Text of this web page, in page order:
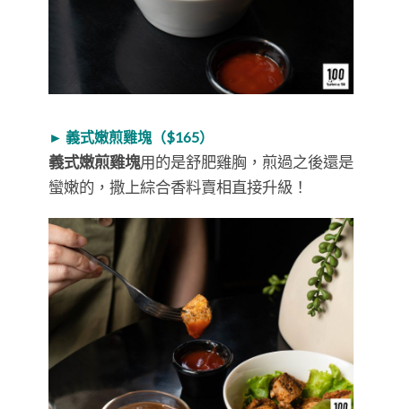
► 義式嫩煎雞塊（$165）
義式嫩煎雞塊用的是舒肥雞胸，煎過之後還是
蠻嫩的，撒上綜合香料賣相直接升級！